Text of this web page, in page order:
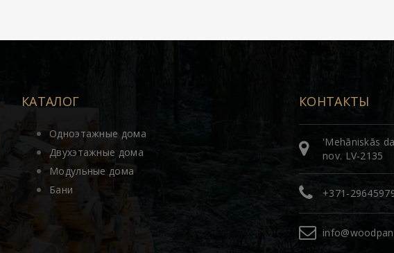
КАТАЛОГ
Одноэтажные дома
Двухэтажные дома
Модульные дома
Бани
КОНТАКТЫ
'Mehāniskās
nov. LV-2135
+371-